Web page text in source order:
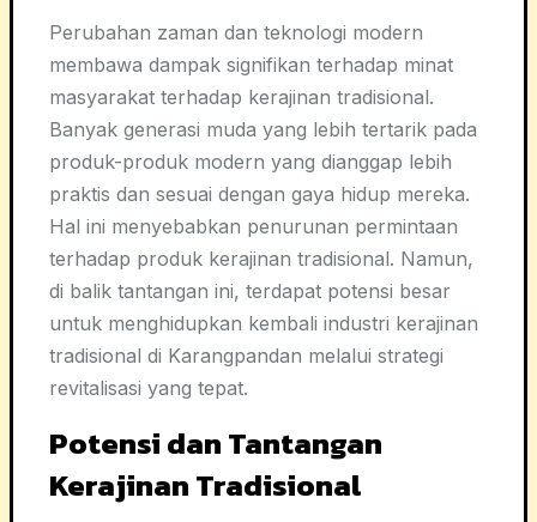
Perubahan zaman dan teknologi modern
membawa dampak signifikan terhadap minat
masyarakat terhadap kerajinan tradisional.
Banyak generasi muda yang lebih tertarik pada
produk-produk modern yang dianggap lebih
praktis dan sesuai dengan gaya hidup mereka.
Hal ini menyebabkan penurunan permintaan
terhadap produk kerajinan tradisional. Namun,
di balik tantangan ini, terdapat potensi besar
untuk menghidupkan kembali industri kerajinan
tradisional di Karangpandan melalui strategi
revitalisasi yang tepat.
Potensi dan Tantangan
Kerajinan Tradisional